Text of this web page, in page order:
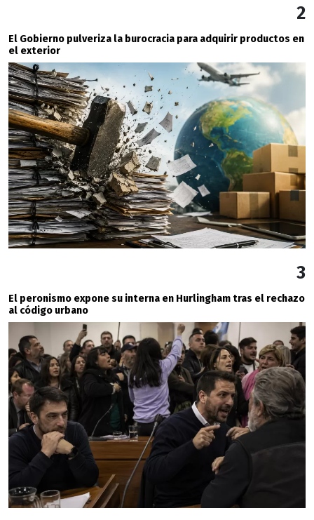
2
El Gobierno pulveriza la burocracia para adquirir productos en
el exterior
3
El peronismo expone su interna en Hurlingham tras el rechazo
al código urbano